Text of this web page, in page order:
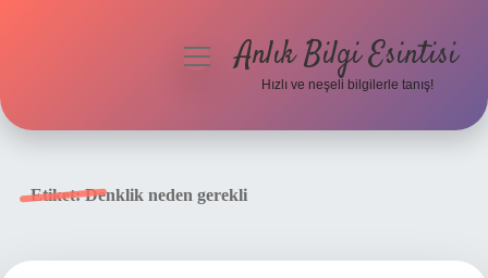
menüyüAnlık Bilgi Esintisi
Hızlı ve neşeli bilgilerle tanış!
Etiket:Denklik neden gerekli